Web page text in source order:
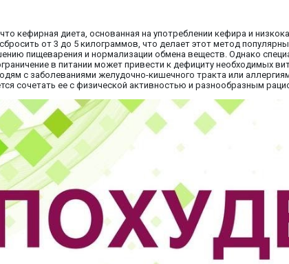
кефирная диета, основанная на употреблении кефира и
от 3 до 5 килограммов, что делает этот метод
пищеварения и нормализации обмена веществ. Однако
в питании может привести к дефициту необходимых
с заболеваниями желудочно-кишечного тракта или
сочетать ее с физической активностью и разнообразным